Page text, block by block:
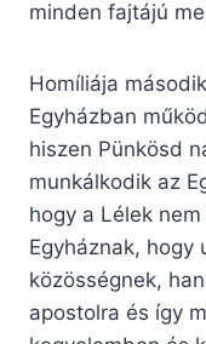
minden fajtájú
Homíliája
Egyházban
hiszen Pünkösd
munkálkodik az
hogy a Lélek
Egyháznak, hogy
közösségnek,
apostolra és így